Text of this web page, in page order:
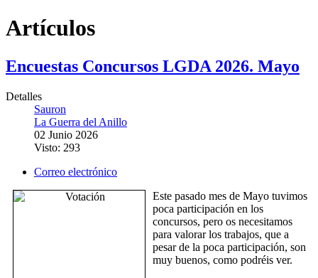
Artículos
Encuestas Concursos LGDA 2026. Mayo
Detalles
Sauron
La Guerra del Anillo
02 Junio 2026
Visto: 293
Correo electrónico
Este pasado mes de Mayo tuvimos
poca participación en los
concursos, pero os necesitamos
para valorar los trabajos, que a
pesar de la poca participación, son
muy buenos, como podréis ver.